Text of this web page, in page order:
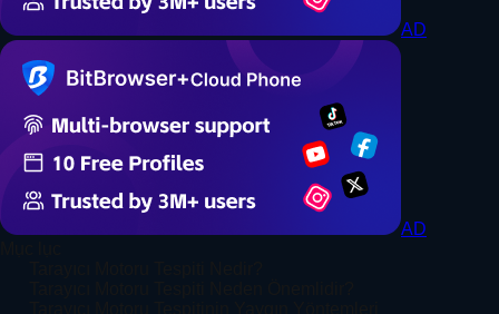
AD
AD